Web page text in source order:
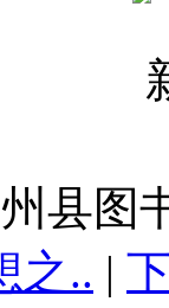
县图
之.. |